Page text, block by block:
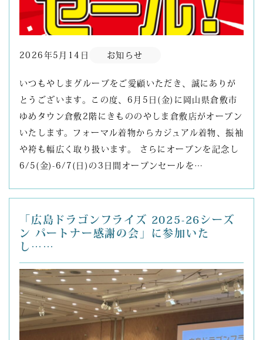
2026年5月14日 お知らせ
いつもやしまグループをご愛顧いただき、誠にありが
とうございます。この度、6月5日(金)に岡山県倉敷市
ゆめタウン倉敷2階にきもののやしま倉敷店がオープン
いたします。フォーマル着物からカジュアル着物、振袖
や袴も幅広く取り扱います。 さらにオープンを記念し
6/5(金)-6/7(日)の3日間オープンセールを…
「広島ドラゴンフライズ 2025-26シーズ
ン パートナー感謝の会」に参加いた
し……